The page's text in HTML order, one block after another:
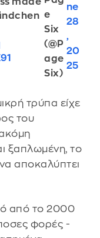
e
Six
(@P
age
Six)
ne
28
,
20
25
τρύπα είχε
του
ξαπλωμένη, το
αποκαλύπτει
από το 2000
φορές -